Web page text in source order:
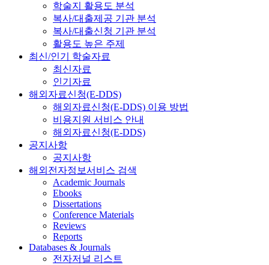
학술지 활용도 분석
복사/대출제공 기관 분석
복사/대출신청 기관 분석
활용도 높은 주제
최신/인기 학술자료
최신자료
인기자료
해외자료신청(E-DDS)
해외자료신청(E-DDS) 이용 방법
비용지원 서비스 안내
해외자료신청(E-DDS)
공지사항
공지사항
해외전자정보서비스 검색
Academic Journals
Ebooks
Dissertations
Conference Materials
Reviews
Reports
Databases & Journals
전자저널 리스트